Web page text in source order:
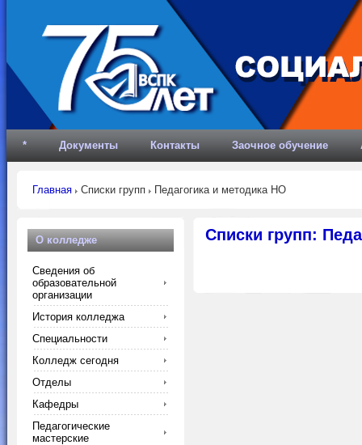
* Документы Контакты Заочное обучение
Главная Списки групп Педагогика и методика НО
Списки групп:
О колледже
Сведения об
образовательной
организации
История колледжа
Специальности
Колледж сегодня
Отделы
Кафедры
Педагогические
мастерские